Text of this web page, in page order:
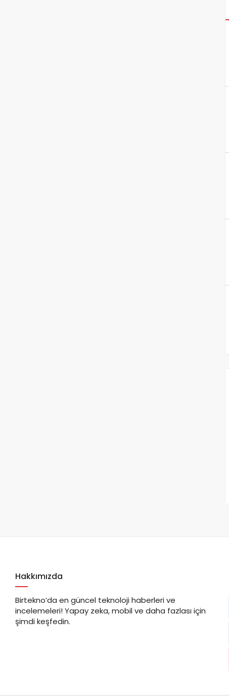
Hakkımızda
Birtekno’da en güncel teknoloji haberleri ve
incelemeleri! Yapay zeka, mobil ve daha fazlası için
şimdi keşfedin.